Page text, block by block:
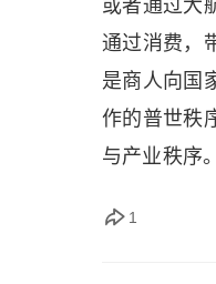
因，本人一
地，遍布有
阿尔萨斯在
法国老太太
是一个好
道：“是呀
或者通过大
通过消费，
是商人向国
作的普世秩
与产业秩序。
1